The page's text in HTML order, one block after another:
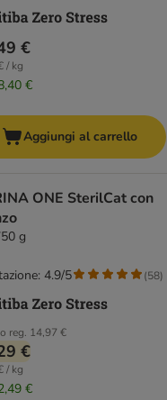
€
/ kg
€
Aggiungi al carrello
ONE SterilCat con
g
reg. 14,97 €
€
/ kg
€
4.9/5 (58)